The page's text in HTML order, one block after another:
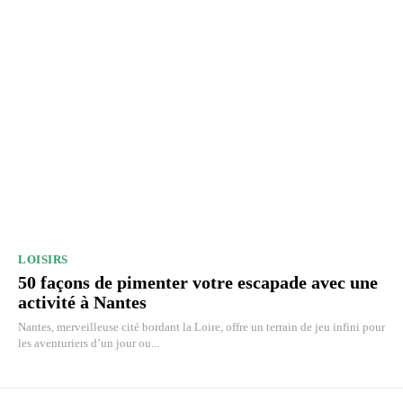
LOISIRS
50 façons de pimenter votre escapade avec une
activité à Nantes
Nantes, merveilleuse cité bordant la Loire, offre un terrain de jeu infini pour
les aventuriers d’un jour ou...